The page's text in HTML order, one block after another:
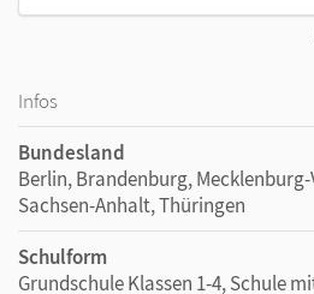
Infos
Bundesland
Berlin, Brandenburg,
Sachsen-Anhalt, Thüringen
Schulform
Grundschule Klassen 1-4, Schule